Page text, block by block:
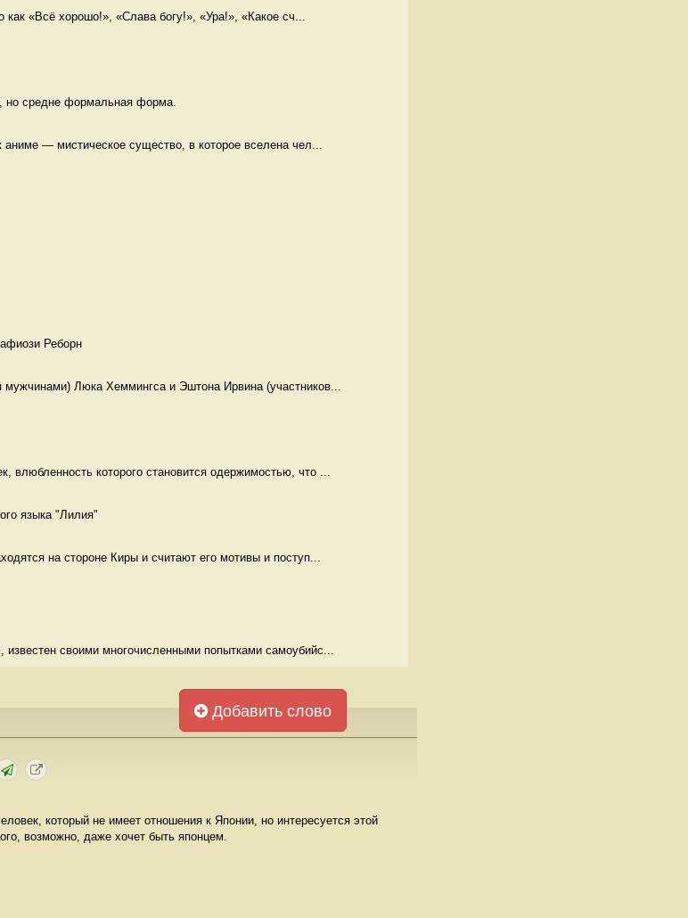
«Всё хорошо!», «Слава богу!», «Ура!», «Какое сч...
но средне формальная форма.
— мистическое существо, в которое вселена чел...
Реборн
Люка Хеммингса и Эштона Ирвина (участников...
которого становится одержимостью, что ...
языка "Лилия"
на стороне Киры и считают его мотивы и поступ...
своими многочисленными попытками самоубийс...
Добавить слово
который не имеет отношения к Японии, но интересуется этой
возможно, даже хочет быть японцем.